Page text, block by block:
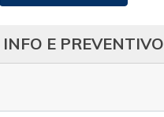
E PREVENTIVO